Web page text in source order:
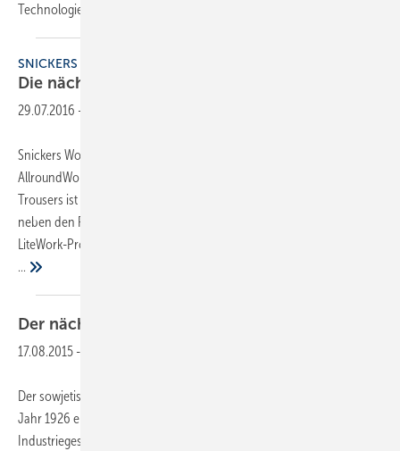
Technologie.
SNICKERS WORKWEAR
Die nächste
29.07.2016 -
Snickers Workwear fügt zwei Familien zum NGT-Konzept hinzu:
AllroundWork und LiteWork. Jede Produktfamilie der Next Generation
Trousers ist für spezielle Arbeiten konzipiert. Das Prinzip bringt nun
neben den RuffWork- und FlexiWork-Hosen die AllroundWork- und
LiteWork-Produkte auf den Markt.
...
Der nächste große
17.08.2015 -
Der sowjetische Wirtschaftswissenschaftler Nikolai Kondratjew hat im
Jahr 1926 eine Theorie über langfristige Wirtschaftszyklen in
Industriegesellschaften veröffentlicht. Im Gegensatz zu den